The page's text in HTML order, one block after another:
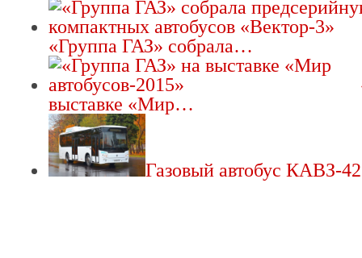
«Группа ГАЗ» собрала…
выставке «Мир…
Газовый автобус КАВЗ-